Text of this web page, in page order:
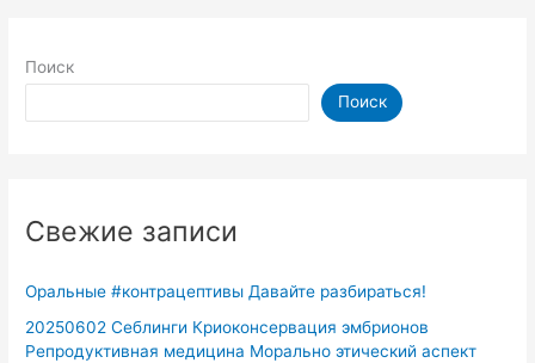
Поиск
Поиск
Свежие записи
Оральные #контрацептивы Давайте разбираться!
20250602 Себлинги Криоконсервация эмбрионов
Репродуктивная медицина Морально этический аспект